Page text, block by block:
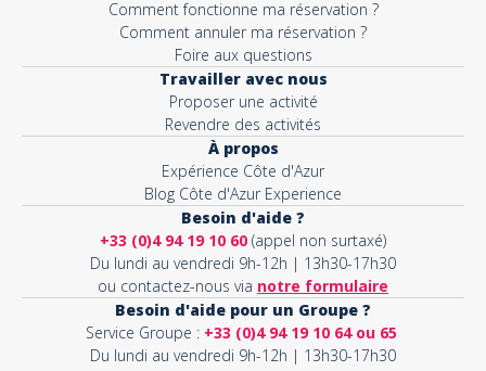
Comment fonctionne ma réservation ?
Comment annuler ma réservation ?
Foire aux questions
Travailler avec nous
Proposer une activité
Revendre des activités
À propos
Expérience Côte d'Azur
Blog Côte d'Azur Experience
Besoin d'aide ?
+33 (0)4 94 19 10 60 (appel non surtaxé)
Du lundi au vendredi 9h-12h | 13h30-17h30
ou contactez-nous via notre formulaire
Besoin d'aide pour un Groupe ?
Service Groupe : +33 (0)4 94 19 10 64 ou 65
Du lundi au vendredi 9h-12h | 13h30-17h30